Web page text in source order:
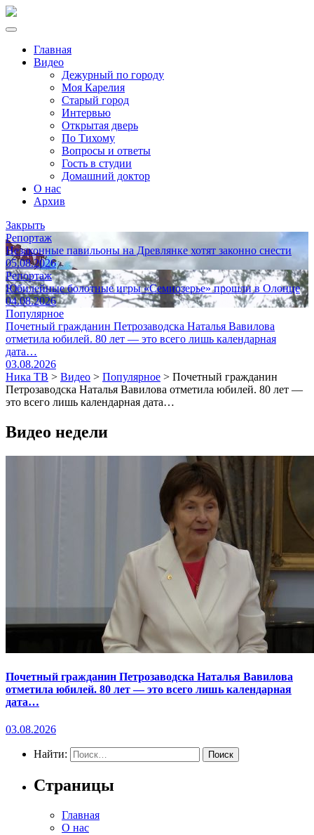
Главная
Видео
Дежурный по городу
Моя Карелия
Старый город
Интервью
Открытая дверь
По Тихому
Вопросы и ответы
Гость в студии
Домашний доктор
О нас
Архив
Закрыть
Репортаж
Незаконные павильоны на Древлянке хотят законно снести
05.08.2026
Репортаж
Юбилейные болотные игры «Семиозерье» прошли в Олонце
04.08.2026
Популярное
Почетный гражданин Петрозаводска Наталья Вавилова
отметила юбилей. 80 лет — это всего лишь календарная
дата…
03.08.2026
Ника ТВ > Видео > Популярное > Почетный гражданин
Петрозаводска Наталья Вавилова отметила юбилей. 80 лет —
это всего лишь календарная дата…
Видео недели
Почетный гражданин Петрозаводска Наталья Вавилова
отметила юбилей. 80 лет — это всего лишь календарная
дата…
03.08.2026
Найти:
Страницы
Главная
О нас